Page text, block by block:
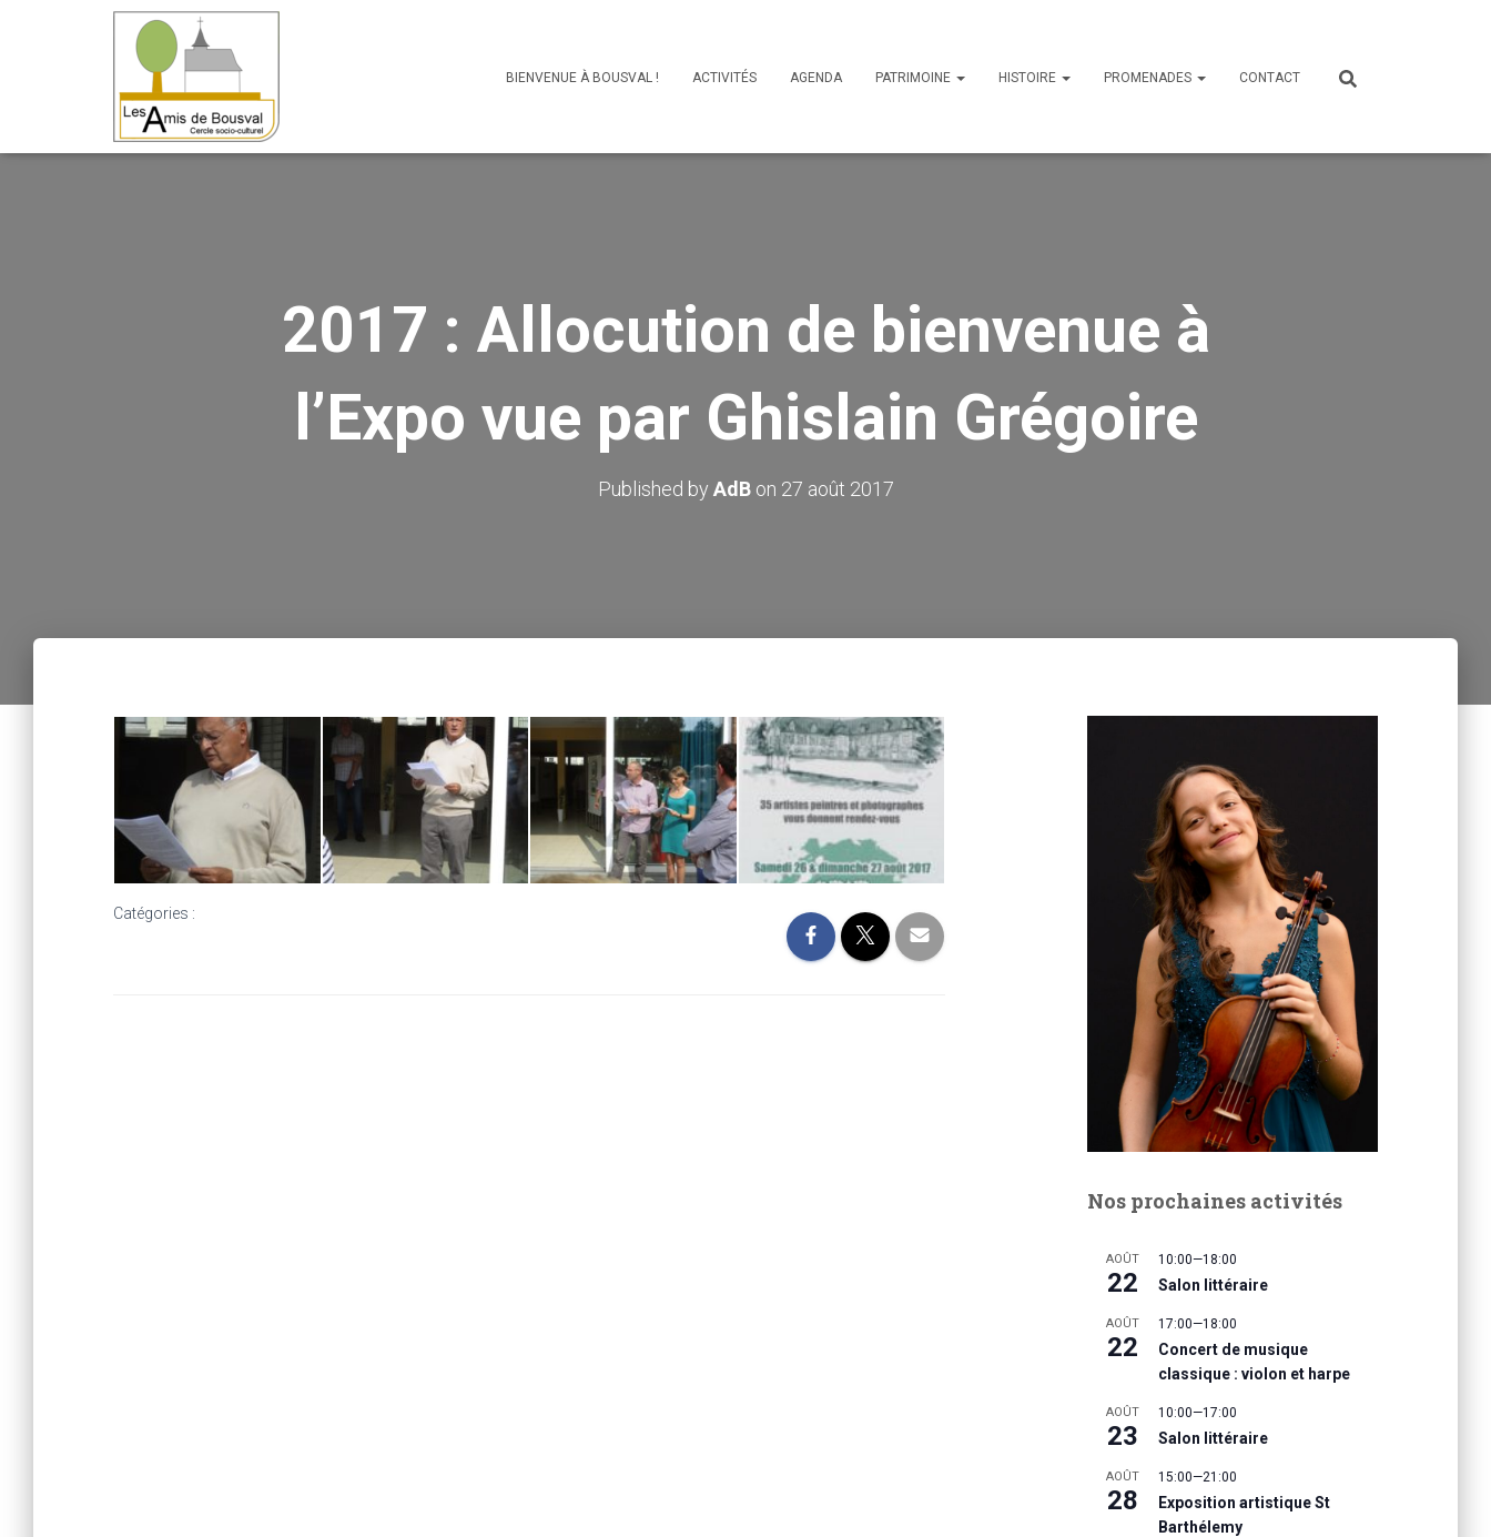
BIENVENUE À BOUSVAL ! ACTIVITÉS AGENDA PATRIMOINE HISTOIRE PROMENADES CONTACT
2017 : Allocution de bienvenue à
l’Expo vue par Ghislain Grégoire
Published by AdBon 27 août 2017
Catégories :
Nos prochaines activités
AOÛT
22
10:00—18:00
Salon littéraire
AOÛT
22
17:00—18:00
Concert de musique
classique : violon et harpe
AOÛT
23
10:00—17:00
Salon littéraire
AOÛT
28
15:00—21:00
Exposition artistique St
Barthélemy